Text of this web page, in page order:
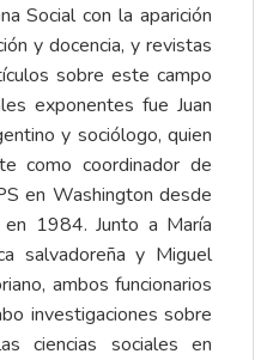
Social con la aparición
y docencia, y revistas
sobre este campo
exponentes fue Juan
y sociólogo, quien
como coordinador de
en Washington desde
1984. Junto a María
salvadoreña y Miguel
ambos funcionarios
investigaciones sobre
ciencias sociales en